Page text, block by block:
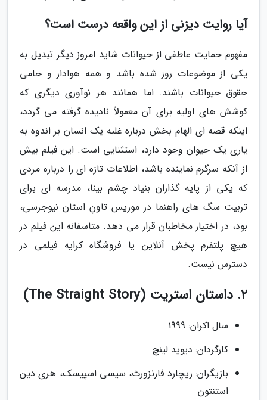
آیا روایت دیزنی از این واقعه درست است؟
مفهوم حمایت عاطفی از حیوانات شاید امروز دیگر تبدیل به
یکی از موضوعات روز شده باشد و همه هوادار و حامی
حقوق حیوانات باشند. اما همانند هر نوآوری دیگری که
کوشش های اولیه برای آن معمولاً نادیده گرفته می گردد،
اینکه قصه ای الهام بخش درباره غلبه یک انسان بر اندوه به
یاری یک حیوان وجود دارد، استثنایی است. این فیلم بیش
از آنکه سرگرم نماینده باشد، اطلاعات تازه ای را درباره مردی
که یکی از پایه گذاران بنیاد چشم بینا، مدرسه ای برای
تربیت سگ های راهنما در موریس تاونِ استان نیوجرسی،
بود، در اختیار مخاطبان قرار می دهد. متاسفانه این فیلم در
هیچ پلتفرم پخش آنلاین یا فروشگاه کرایه فیلمی در
دسترس نیست.
2. داستان استریت (The Straight Story)
سال اکران: 1999
کارگردان: دیوید لینچ
بازیگران: ریچارد فارنزورث، سیسی اسپیسک، هری دین
استنتون